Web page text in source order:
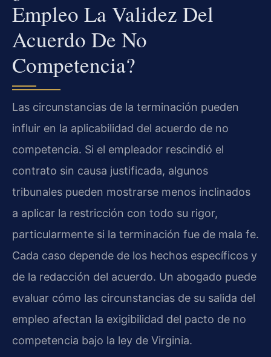
Empleo La Validez Del
Acuerdo De No
Competencia?
Las circunstancias de la terminación pueden
influir en la aplicabilidad del acuerdo de no
competencia. Si el empleador rescindió el
contrato sin causa justificada, algunos
tribunales pueden mostrarse menos inclinados
a aplicar la restricción con todo su rigor,
particularmente si la terminación fue de mala fe.
Cada caso depende de los hechos específicos y
de la redacción del acuerdo. Un abogado puede
evaluar cómo las circunstancias de su salida del
empleo afectan la exigibilidad del pacto de no
competencia bajo la ley de Virginia.